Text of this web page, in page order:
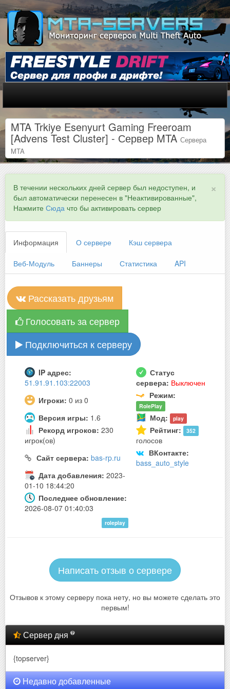
MTA Trkiye Esenyurt Gaming Freeroam
[Advens Test Cluster] - Сервер MTA Сервера
MTA
×
В течении нескольких дней сервер был недоступен, и
был автоматически перенесен в "Неактивированные",
Нажмите Сюда что бы активировать сервер
Информация О сервере Кэш сервера
Веб-Модуль Баннеры Статистика API
Рассказать друзьям
Голосовать за сервер
Подключиться к серверу
IP адрес:
51.91.91.103:22003
Статус
сервера: Выключен
Игроки: 0 из 0 Режим:
RolePlay
Версия игры: 1.6 Мод: play
Рекорд игроков: 230
игрок(ов)
Рейтинг: 352
голосов
Сайт сервера: bas-rp.ru
ВКонтакте:
bass_auto_style
Дата добавления: 2023-
01-10 18:44:20
Последнее обновление:
2026-08-07 01:40:03
roleplay
Написать отзыв о сервере
Отзывов к этому серверу пока нету, но вы можете сделать это
первым!
Сервер дня
{topserver}
Недавно добавленные